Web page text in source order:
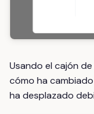
Usando el cajón
cómo ha
ha desplazado